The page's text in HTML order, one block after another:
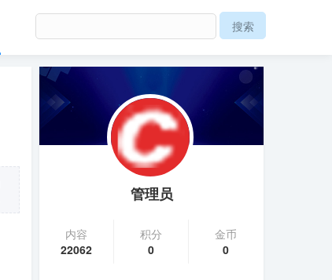
管理员
内容
22062
积分
0
金币
0